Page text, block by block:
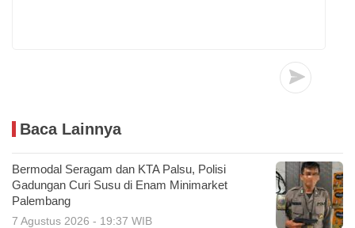
Baca Lainnya
Bermodal Seragam dan KTA Palsu, Polisi
Gadungan Curi Susu di Enam Minimarket
Palembang
7 Agustus 2026 - 19:37 WIB